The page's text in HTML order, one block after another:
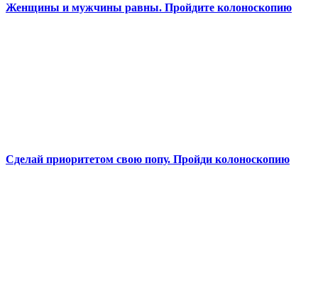
Женщины и мужчины равны. Пройдите колоноскопию
Сделай приоритетом свою попу. Пройди колоноскопию